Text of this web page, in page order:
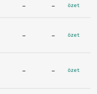
- - özet
- - özet
- - özet